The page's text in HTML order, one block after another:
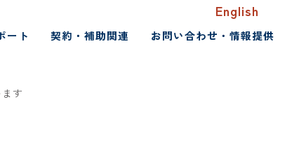
English
ート 契約・補助関連 お問い合わせ・情報提供
す